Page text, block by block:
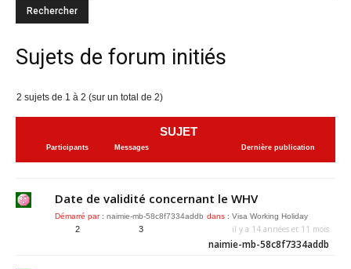
Sujets de forum initiés
2 sujets de 1 à 2 (sur un total de 2)
SUJET
Participants Messages Dernière publication
Date de validité concernant le WHV
Démarré par : naimie-mb-58c8f7334addb dans : Visa Working Holiday
2 3 il y a 14 années et 11 mois
naimie-mb-58c8f7334addb